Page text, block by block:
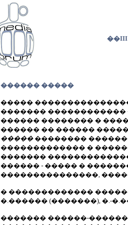
������ �����
�����
������� ������������
������ �������� �
������ �� ������
�������������
������������� �
�������
������ - ����� �
���������������,
� �������������
�.������ (�������), �.-
������� ������-